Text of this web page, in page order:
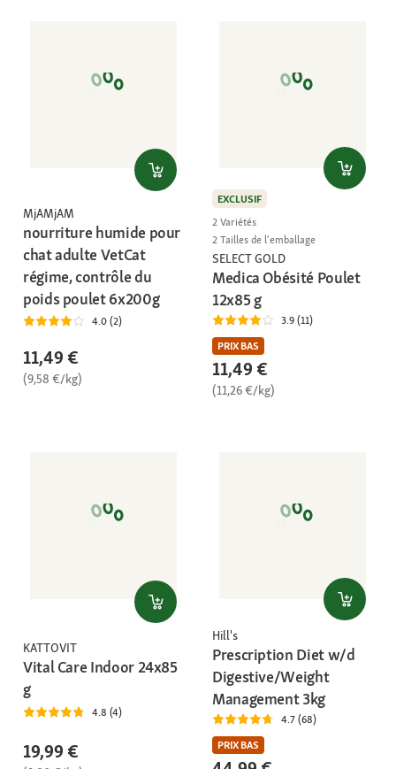
MjAMjAM
nourriture humide pour
chat adulte VetCat
régime, contrôle du
poids poulet 6x200g
4.0 (2)
11,49 €
(9,58 €/kg)
EXCLUSIF
2 Variétés
2 Tailles de l'emballage
SELECT GOLD
Medica Obésité Poulet
12x85 g
3.9 (11)
PRIX BAS
11,49 €
(11,26 €/kg)
KATTOVIT
Vital Care Indoor 24x85
g
4.8 (4)
19,99 €
Hill's
Prescription Diet w/d
Digestive/Weight
Management 3kg
4.7 (68)
PRIX BAS